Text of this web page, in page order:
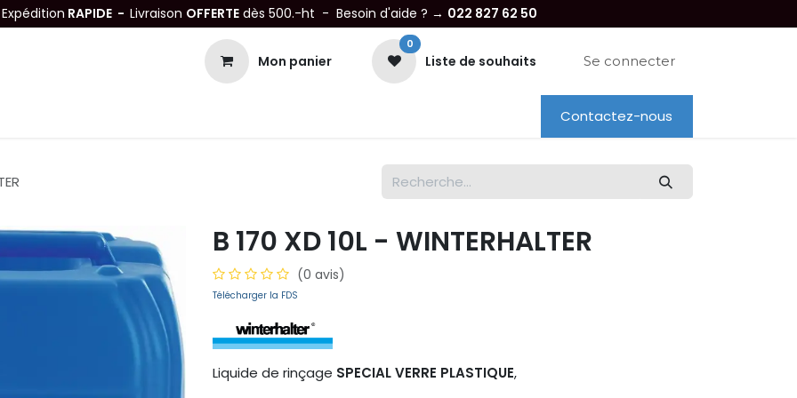
Expédition RAPIDE - Livraison OFFERTE dès 500.-ht - Besoin d'aide ? → 022 827 62 50
Mon panier
0
Liste de souhaits Se connecter
Dépannage Location
Contactez-nous
B 170 XD 10L - WINTERHALTER
(0 avis)
Télécharger la FDS
Liquide de rinçage SPECIAL VERRE PLASTIQUE,